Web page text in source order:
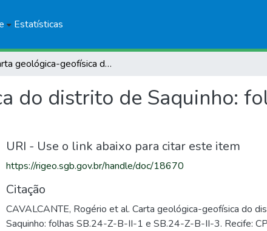
Estatísticas
Carta geológica-geofísica do distrito de Saquinho: folhas SB.24-Z-B-II-1 e SB.24-Z-B-II-3
do distrito de Saquinho:
URI - Use o link abaixo para citar este item
https://rigeo.sgb.gov.br/handle/doc/18670
Citação
CAVALCANTE, Rogério et al. Carta geológica-geofísica do
Saquinho: folhas SB.24-Z-B-II-1 e SB.24-Z-B-II-3. Recife: